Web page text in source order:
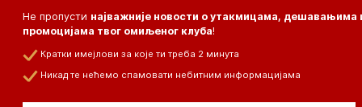
Не пропусти најважније новости о утакмицама, дешавањима
промоцијама твог омиљеног клуба!
Кратки имејлови за које ти треба 2 минута
Никад те нећемо спамовати небитним информацијама